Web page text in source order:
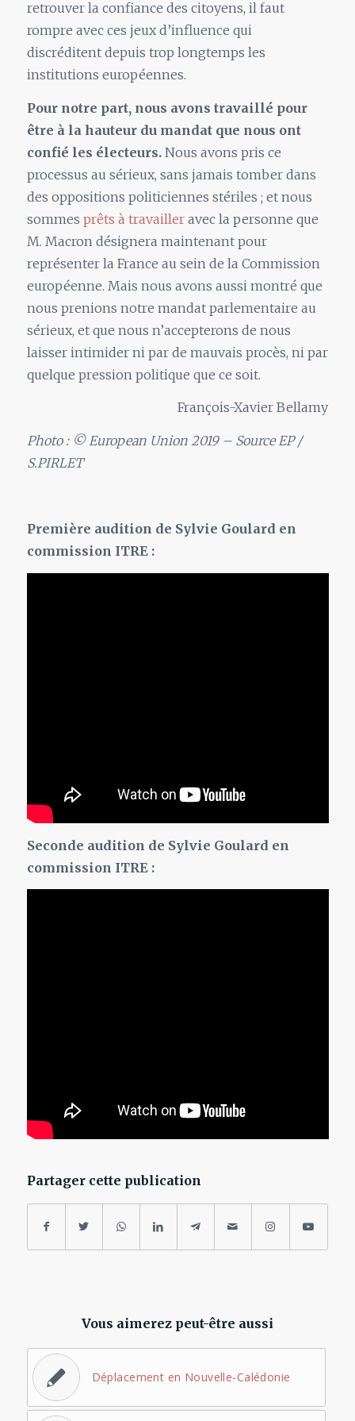
retrouver la confiance des citoyens, il faut
rompre avec ces jeux d’influence qui
discréditent depuis trop longtemps les
institutions européennes.
Pour notre part, nous avons travaillé pour
être à la hauteur du mandat que nous ont
confié les électeurs.Nous avons pris ce
processus au sérieux, sans jamais tomber dans
des oppositions politiciennes stériles ; et nous
sommes prêts à travailleravec la personne que
M. Macron désignera maintenant pour
représenter la France au sein de la Commission
européenne. Mais nous avons aussi montré que
nous prenions notre mandat parlementaire au
sérieux, et que nous n’accepterons de nous
laisser intimider ni par de mauvais procès, ni par
quelque pression politique que ce soit.
François-Xavier Bellamy
Photo : © European Union 2019 – Source EP /
S.PIRLET
Première audition de Sylvie Goulard en
commission ITRE :
Seconde audition de Sylvie Goulard en
commission ITRE :
Partager cette publication
Vous aimerez peut-être aussi
Déplacement en Nouvelle-Calédonie